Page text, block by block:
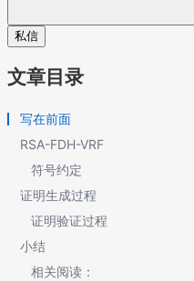
私信
文章目录
写在前面
RSA-FDH-VRF
符号约定
证明生成过程
证明验证过程
小结
相关阅读：